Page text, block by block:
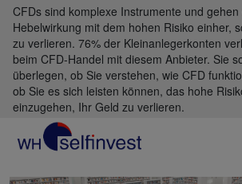
CFDs sind komplexe Instrumente und
Hebelwirkung mit dem hohen Risiko einher,
zu verlieren. 76% der Kleinanlegerkonten
beim CFD-Handel mit diesem Anbieter. Sie
überlegen, ob Sie verstehen, wie CFD
ob Sie es sich leisten können, das hohe
einzugehen, Ihr Geld zu verlieren.